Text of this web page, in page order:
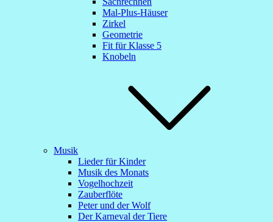
Mal-Plus-Häuser
Zirkel
Geometrie
Fit für Klasse 5
Knobeln
Musik
Lieder für Kinder
Musik des Monats
Vogelhochzeit
Zauberflöte
Peter und der Wolf
Der Karneval der Tiere